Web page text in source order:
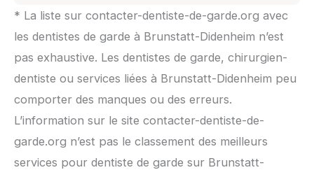
* La liste sur contacter-dentiste-de-garde.org avec
les dentistes de garde à Brunstatt-Didenheim n’est
pas exhaustive. Les dentistes de garde, chirurgien-
dentiste ou services liées à Brunstatt-Didenheim peu
comporter des manques ou des erreurs.
L’information sur le site contacter-dentiste-de-
garde.org n’est pas le classement des meilleurs
services pour dentiste de garde sur Brunstatt-